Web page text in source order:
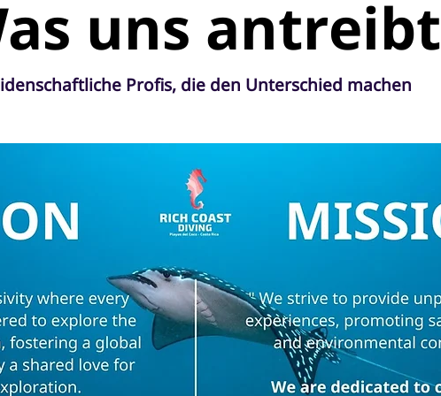
uns antreibt
Profis, die den Unterschied machen